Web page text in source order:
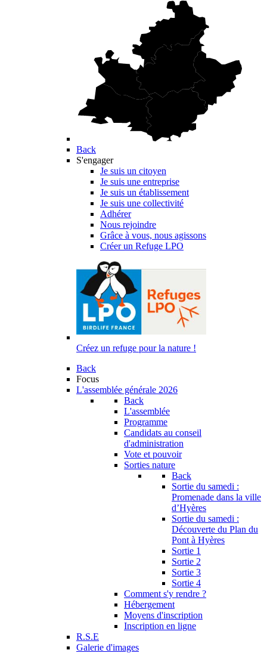
Back
S'engager
Je suis un citoyen
Je suis une entreprise
Je suis un établissement
Je suis une collectivité
Adhérer
Nous rejoindre
Grâce à vous, nous agissons
Créer un Refuge LPO
Créez un refuge pour la nature !
Back
Focus
L'assemblée générale 2026
Back
L'assemblée
Programme
Candidats au conseil
d'administration
Vote et pouvoir
Sorties nature
Back
Sortie du samedi :
Promenade dans la ville
d’Hyères
Sortie du samedi :
Découverte du Plan du
Pont à Hyères
Sortie 1
Sortie 2
Sortie 3
Sortie 4
Comment s'y rendre ?
Hébergement
Moyens d'inscription
Inscription en ligne
R.S.E
Galerie d'images